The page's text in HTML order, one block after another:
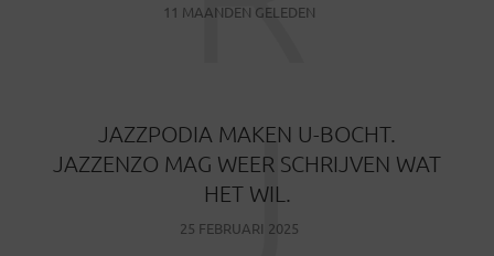
11 MAANDEN GELEDEN
JAZZPODIA MAKEN U-BOCHT.
JAZZENZO MAG WEER SCHRIJVEN WAT
HET WIL.
25 FEBRUARI 2025
J